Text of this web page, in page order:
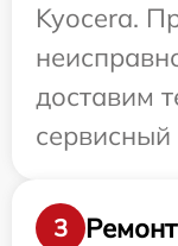
Kyocera.
доставим
сервисный
3